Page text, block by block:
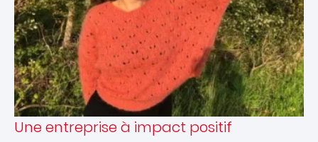
Une entreprise à impact positif